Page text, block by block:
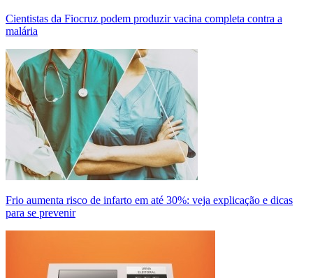
Cientistas da Fiocruz podem produzir vacina completa contra a
malária
Frio aumenta risco de infarto em até 30%: veja explicação e dicas
para se prevenir